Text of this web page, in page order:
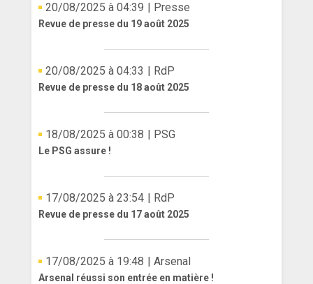
20/08/2025 à 04:39 | Presse
Revue de presse du 19 août 2025
20/08/2025 à 04:33 | RdP
Revue de presse du 18 août 2025
18/08/2025 à 00:38 | PSG
Le PSG assure !
17/08/2025 à 23:54 | RdP
Revue de presse du 17 août 2025
17/08/2025 à 19:48 | Arsenal
Arsenal réussi son entrée en matière !